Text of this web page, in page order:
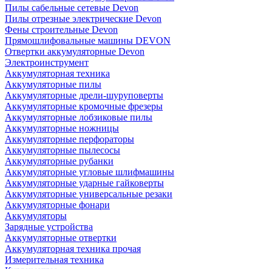
Пилы сабельные сетевые Devon
Пилы отрезные электрические Devon
Фены строительные Devon
Прямошлифовальные машины DEVON
Отвертки аккумуляторные Devon
Электроинструмент
Аккумуляторная техника
Аккумуляторные пилы
Аккумуляторные дрели-шуруповерты
Аккумуляторные кромочные фрезеры
Аккумуляторные лобзиковые пилы
Аккумуляторные ножницы
Аккумуляторные перфораторы
Аккумуляторные пылесосы
Аккумуляторные рубанки
Аккумуляторные угловые шлифмашины
Аккумуляторные ударные гайковерты
Аккумуляторные универсальные резаки
Аккумуляторные фонари
Аккумуляторы
Зарядные устройства
Аккумуляторные отвертки
Аккумуляторная техника прочая
Измерительная техника